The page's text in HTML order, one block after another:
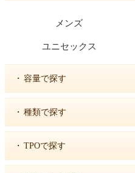
メンズ
ユニセックス
・ 容量で探す
・ 種類で探す
・ TPOで探す